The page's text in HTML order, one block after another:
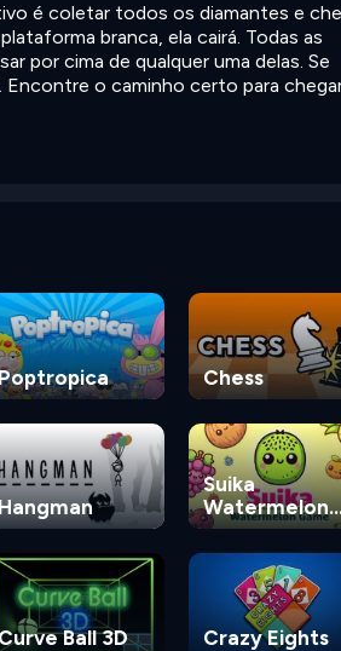
é coletar todos os diamantes e
branca, ela cairá. Todas as
por cima de qualquer uma delas. Se
Encontre o caminho certo para
Chess
Suika
Watermelon
Game
Curve Ball 3D Crazy Eights